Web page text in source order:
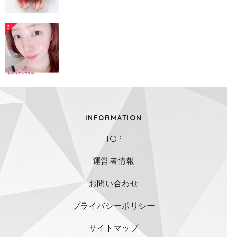
3
INFORMATION
TOP
運営者情報
お問い合わせ
プライバシーポリシー
サイトマップ